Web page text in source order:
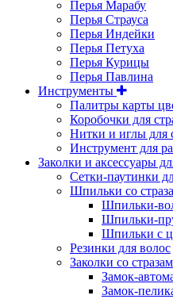
Перья Марабу
Перья Страуса
Перья Индейки
Перья Петуха
Перья Курицы
Перья Павлина
Инструменты
Палитры карты
Коробочки для
Нитки и иглы для
Инструмент для
Заколки и аксессуары
Сетки-паутинки
Шпильки со
Шпильки-
Шпильки-
Шпильки с
Резинки для волос
Заколки со
Замок-
Замок-